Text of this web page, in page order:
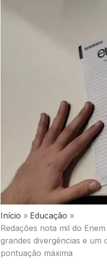
Início
Educação
Redações nota mil do
grandes divergências e
pontuação máxima